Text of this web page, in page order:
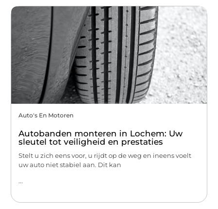
Auto's En Motoren
Autobanden monteren in Lochem: Uw
sleutel tot veiligheid en prestaties
Stelt u zich eens voor, u rijdt op de weg en ineens voelt
uw auto niet stabiel aan. Dit kan
...